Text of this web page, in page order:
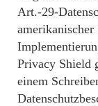
Art.-29-
Privacy Shield
einem